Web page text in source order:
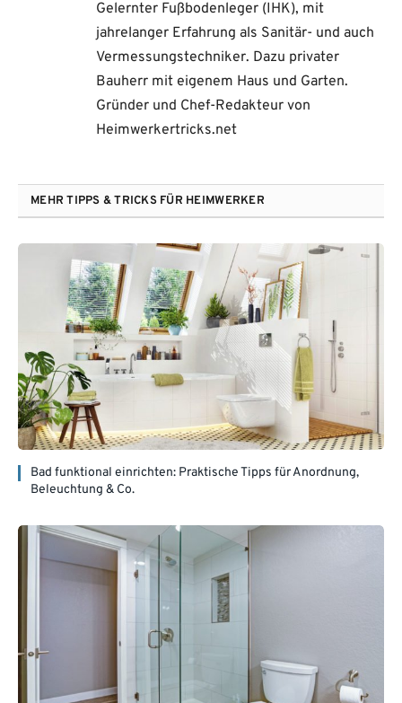
Gelernter Fußbodenleger (IHK), mit
jahrelanger Erfahrung als Sanitär- und auch
Vermessungstechniker. Dazu privater
Bauherr mit eigenem Haus und Garten.
Gründer und Chef-Redakteur von
Heimwerkertricks.net
MEHR TIPPS & TRICKS FÜR HEIMWERKER
Bad funktional einrichten: Praktische Tipps für Anordnung,
Beleuchtung & Co.